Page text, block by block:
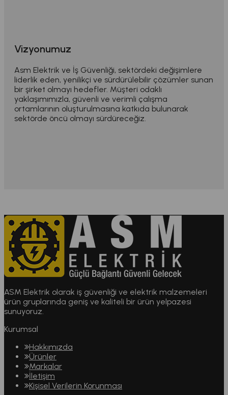
Vizyonumuz
Asm Elektrik ve İş Güvenliği, sektördeki değişimlere
liderlik eden, yenilikçi ve sürdürülebilir çözümler sunan
bir şirket olmayı hedefler. Müşteri odaklı
yaklaşımımızla, güvenli ve verimli çalışma
ortamlarının oluşturulmasına katkıda bulunarak
sektörde öncü olmayı sürdüreceğiz.
ASM Elektrik olarak iş güvenliği ve elektrik malzemeleri
ürün gruplarında geniş ve kaliteli bir ürün yelpazesi
sunuyoruz.
Kurumsal
Hakkımızda
Ürünler
Markalar
İletişim
Kişisel Verilerin Korunması